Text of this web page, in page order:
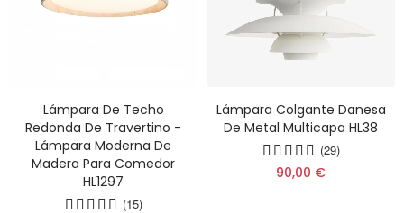
Lámpara De Techo
Redonda De Travertino -
Lámpara Moderna De
Madera Para Comedor
HL1297
(15)
Lámpara Colgante Danesa
De Metal Multicapa HL38
(29)
90,00 €